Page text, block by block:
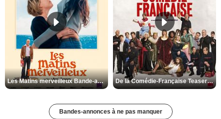
Les Matins merveilleux Bande-annonce VF De la Comédie-Française Teaser VF
Bandes-annonces à ne pas manquer